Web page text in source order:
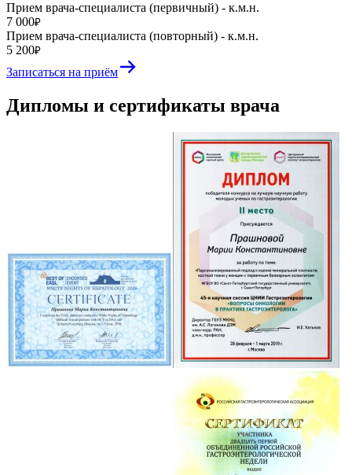
Прием врача-специалиста (первичный) - к.м.н.
7 000₽
Прием врача-специалиста (повторный) - к.м.н.
5 200₽
Записаться на приём
Дипломы и сертификаты врача